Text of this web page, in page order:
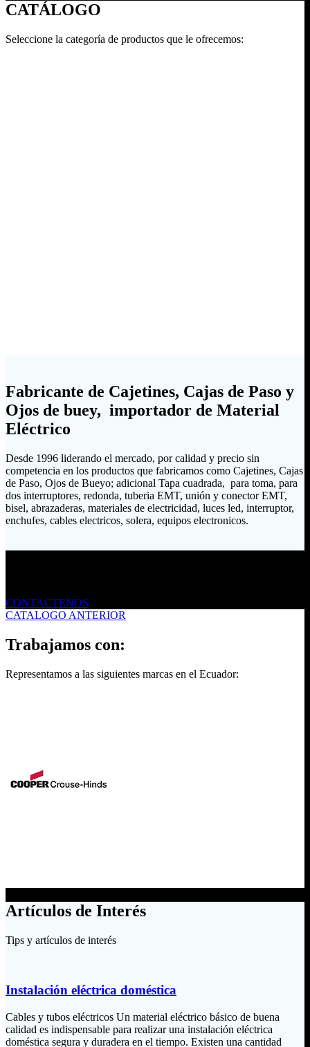
CATÁLOGO
Seleccione la categoría de productos que le ofrecemos:
Fabricante de Cajetines, Cajas de Paso y
Ojos de buey, importador de Material
Eléctrico
Desde 1996 liderando el mercado, por calidad y precio sin
competencia en los productos que fabricamos como Cajetines, Cajas
de Paso, Ojos de Bueyo; adicional Tapa cuadrada, para toma, para
dos interruptores, redonda, tuberia EMT, unión y conector EMT,
bisel, abrazaderas, materiales de electricidad, luces led, interruptor,
enchufes, cables electricos, solera, equipos electronicos.
CONTACTENOS
CATALOGO ANTERIOR
Trabajamos con:
Representamos a las siguientes marcas en el Ecuador:
Artículos de Interés
Tips y artículos de interés
Instalación eléctrica doméstica
Cables y tubos eléctricos Un material eléctrico básico de buena
calidad es indispensable para realizar una instalación eléctrica
doméstica segura y duradera en el tiempo. Existen una cantidad